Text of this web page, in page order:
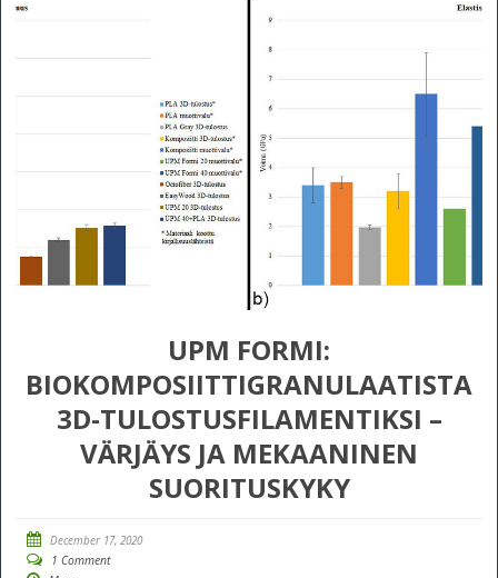
UPM FORMI:
BIOKOMPOSIITTIGRANULAATISTA
3D-TULOSTUSFILAMENTIKSI –
VÄRJÄYS JA MEKAANINEN
SUORITUSKYKY
December 17, 2020
1 Comment